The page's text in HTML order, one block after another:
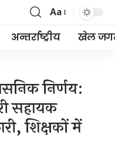
Font
Resizer
Aa
अन्तर्राष्ट्रीय खेल
निर्णय:
सहायक
शिक्षकों में